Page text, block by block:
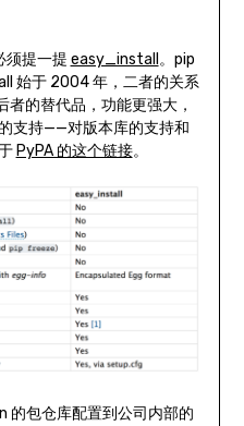
须提一提 easy_install 。pip
始于 2004 年，二者的关系
的替代品，功能更强大，
支持——对版本库的支持和
PyPA 的这个链接。
的包仓库配置到公司内部的